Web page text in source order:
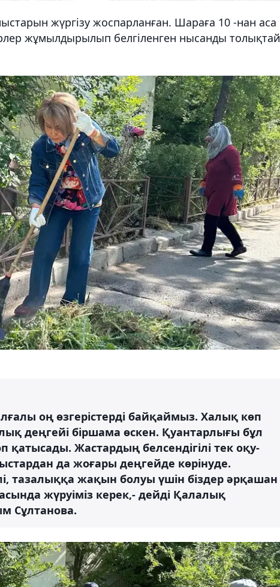
жүргізу жоспарланған. Шараға 10 -нан аса
жұмылдырылып белгіленген нысанды толықтай
оң өзгерістерді байқаймыз. Халық көп
деңгейі біршама өскен. Қуантарлығы бұл
Жастардың белсендігілі тек оқу-
да жоғары деңгейде көрінуде.
тазалыққа жақын болуы үшін біздер әрқашан
жүруіміз керек,- дейді Қалалық
Сұлтанова.